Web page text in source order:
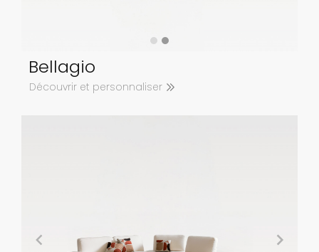
Bellagio
Découvrir et personnaliser